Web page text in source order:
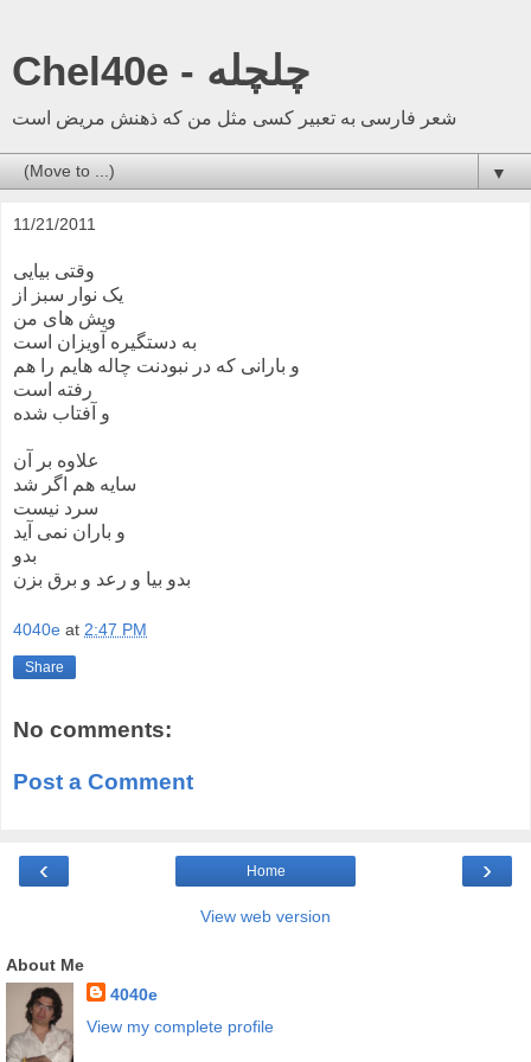
Chel40e - چلچله
شعر فارسی به تعبیر کسی مثل من که ذهنش مریض است
▼
11/21/2011
وقتی بیایی
یک نوار سبز از
ویش های من
به دستگیره آویزان است
و بارانی که در نبودنت چاله هایم را هم
رفته است
و آفتاب شده
علاوه بر آن
سایه هم اگر شد
سرد نیست
و باران نمی آید
بدو
بدو بیا و رعد و برق بزن
4040e at 2:47 PM
Share
No comments:
Post a Comment
‹ ›
Home
View web version
About Me
4040e
View my complete profile